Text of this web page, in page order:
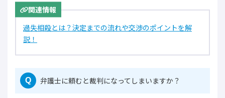
関連情報
過失相殺とは？決定までの流れや交渉のポイントを解
説！
Q 弁護士に頼むと裁判になってしまいますか？